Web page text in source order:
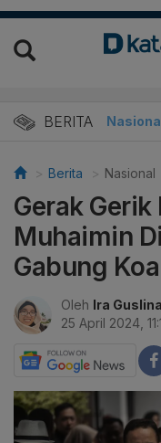
BERITA
Berita Nasional
Gerak
Muhaimin
Gabung
Oleh Ira
25 April 2024,